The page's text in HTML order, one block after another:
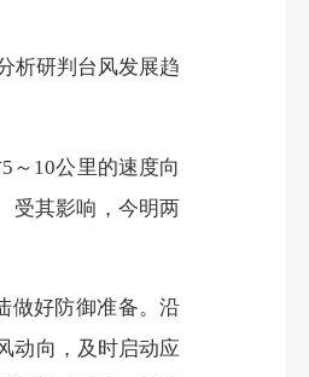
析研判台风发展趋
5 ～ 10公里的速度向
受其影响，今明两
做好防御准备。沿
动向，及时启动应